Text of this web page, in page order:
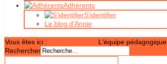
Adhérents
S'identifier
Le blog d'Annie
Vous êtes ici :
L'équipe pédagogique
Rechercher